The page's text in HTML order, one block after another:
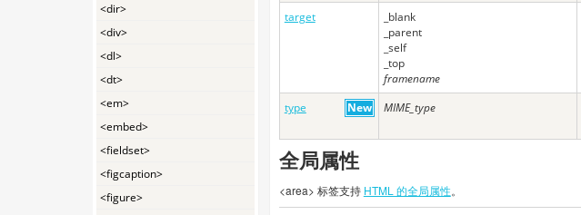
<dir>
<div>
<dl>
<dt>
<em>
<embed>
<fieldset>
<figcaption>
<figure>
target
_blank
_parent
_self
_top
framename
type New MIME_type
全局属性
<area> 标签支持 HTML 的全局属性。